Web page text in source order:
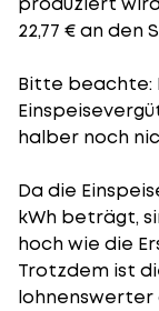
22,77 € an
Bitte beachte:
halber noch
Da die
kWh beträgt,
hoch wie die
Trotzdem ist
lohnenswerter